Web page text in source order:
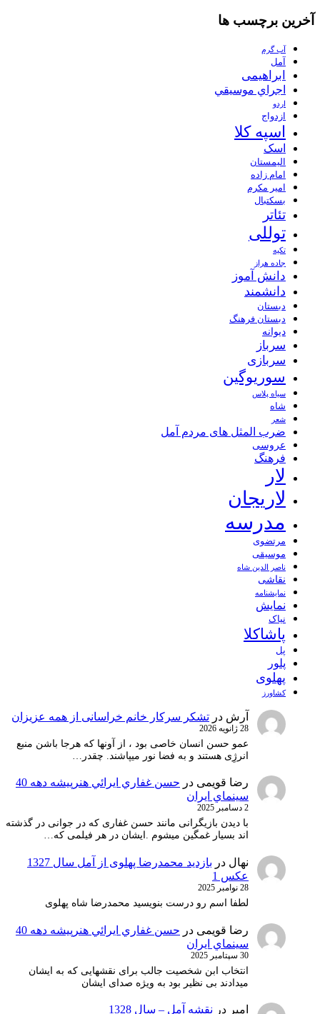
آخرین برچسب ها
آب گرم
آمل
ابراهیمی
اجراي موسيقي
اردو
ازدواج
اسپه کلا
اسک
الیمستان
امام زاده
امیر مکرم
بسکتبال
تئاتر
توللی
تکیه
جاده هراز
دانش آموز
دانشمند
دبستان
دبستان فرهنگ
دیوانه
سرباز
سربازی
سوریوگین
سیاه پلاس
شاه
شعر
ضرب المثل های مردم آمل
عروسی
فرهنگ
لار
لاریجان
مدرسه
مرتضوی
موسیقی
ناصر الدین شاه
نقاشی
نمايشنامه
نمایش
نیاک
پاشاکلا
پل
پلور
پهلوی
کشاورز
آرش در تشکر سرکار خانم خراسانی از همه عزیزان
28 ژانویه 2026
عمو حسن انسان خاصی بود ، از آونها که هرجا باشن منبع
انرژِی هستند و به فضا نور میپاشند. چقدر…
رضا قویمی در
حسن غفاري ايرائي هنرپيشه دهه 40
سينماي ايران
2 دسامبر 2025
با دیدن بازیگرانی مانند حسن غفاری که در جوانی در گذشته
اند بسیار غمگین میشوم .ایشان در هر فیلمی که…
نهال در
بازدید محمدرضا پهلوی از آمل سال 1327
عکس 1
28 نوامبر 2025
لطفا اسم رو درست بنویسید محمدرضا شاه پهلوی
رضا قویمی در
حسن غفاري ايرائي هنرپيشه دهه 40
سينماي ايران
30 سپتامبر 2025
انتخاب ابن شخصیت جالب برای نقشهایی که به ایشان
میدادند بی نظیر بود به ویژه صدای ایشان
امیر در نقشه آمل – سال 1328